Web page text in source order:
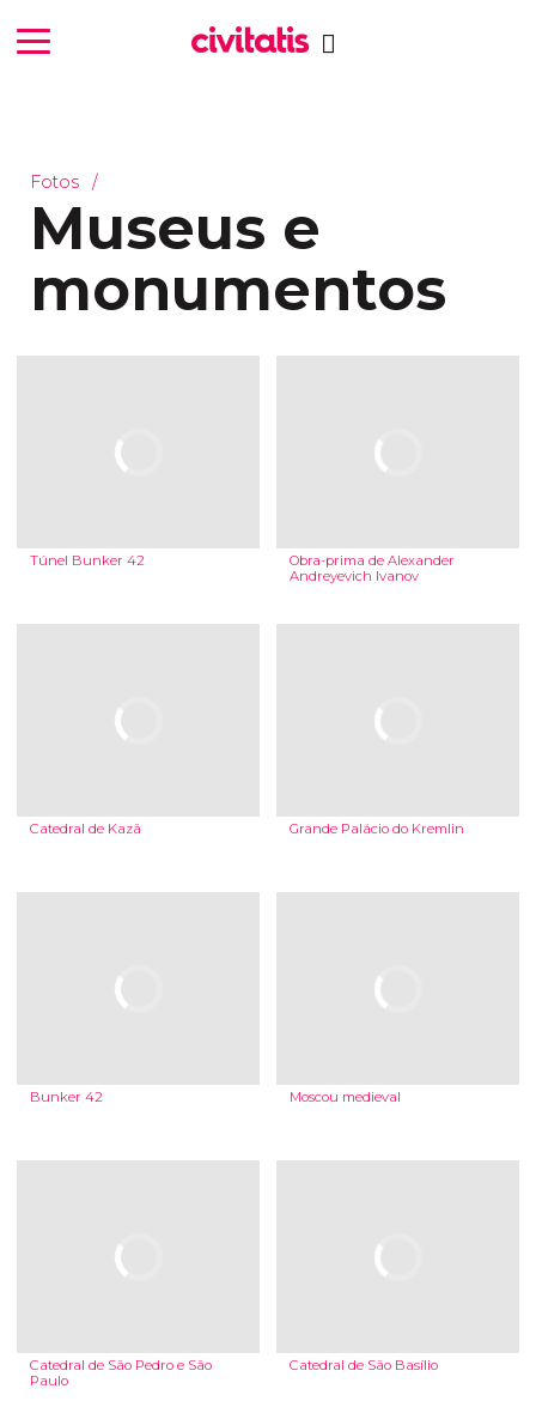
Fotos
Museus e
monumentos
Túnel Bunker 42
Obra-prima de Alexander
Andreyevich Ivanov
Catedral de Kazã Grande Palácio do Kremlin
Bunker 42 Moscou medieval
Catedral de São Pedro e São
Paulo
Catedral de São Basílio